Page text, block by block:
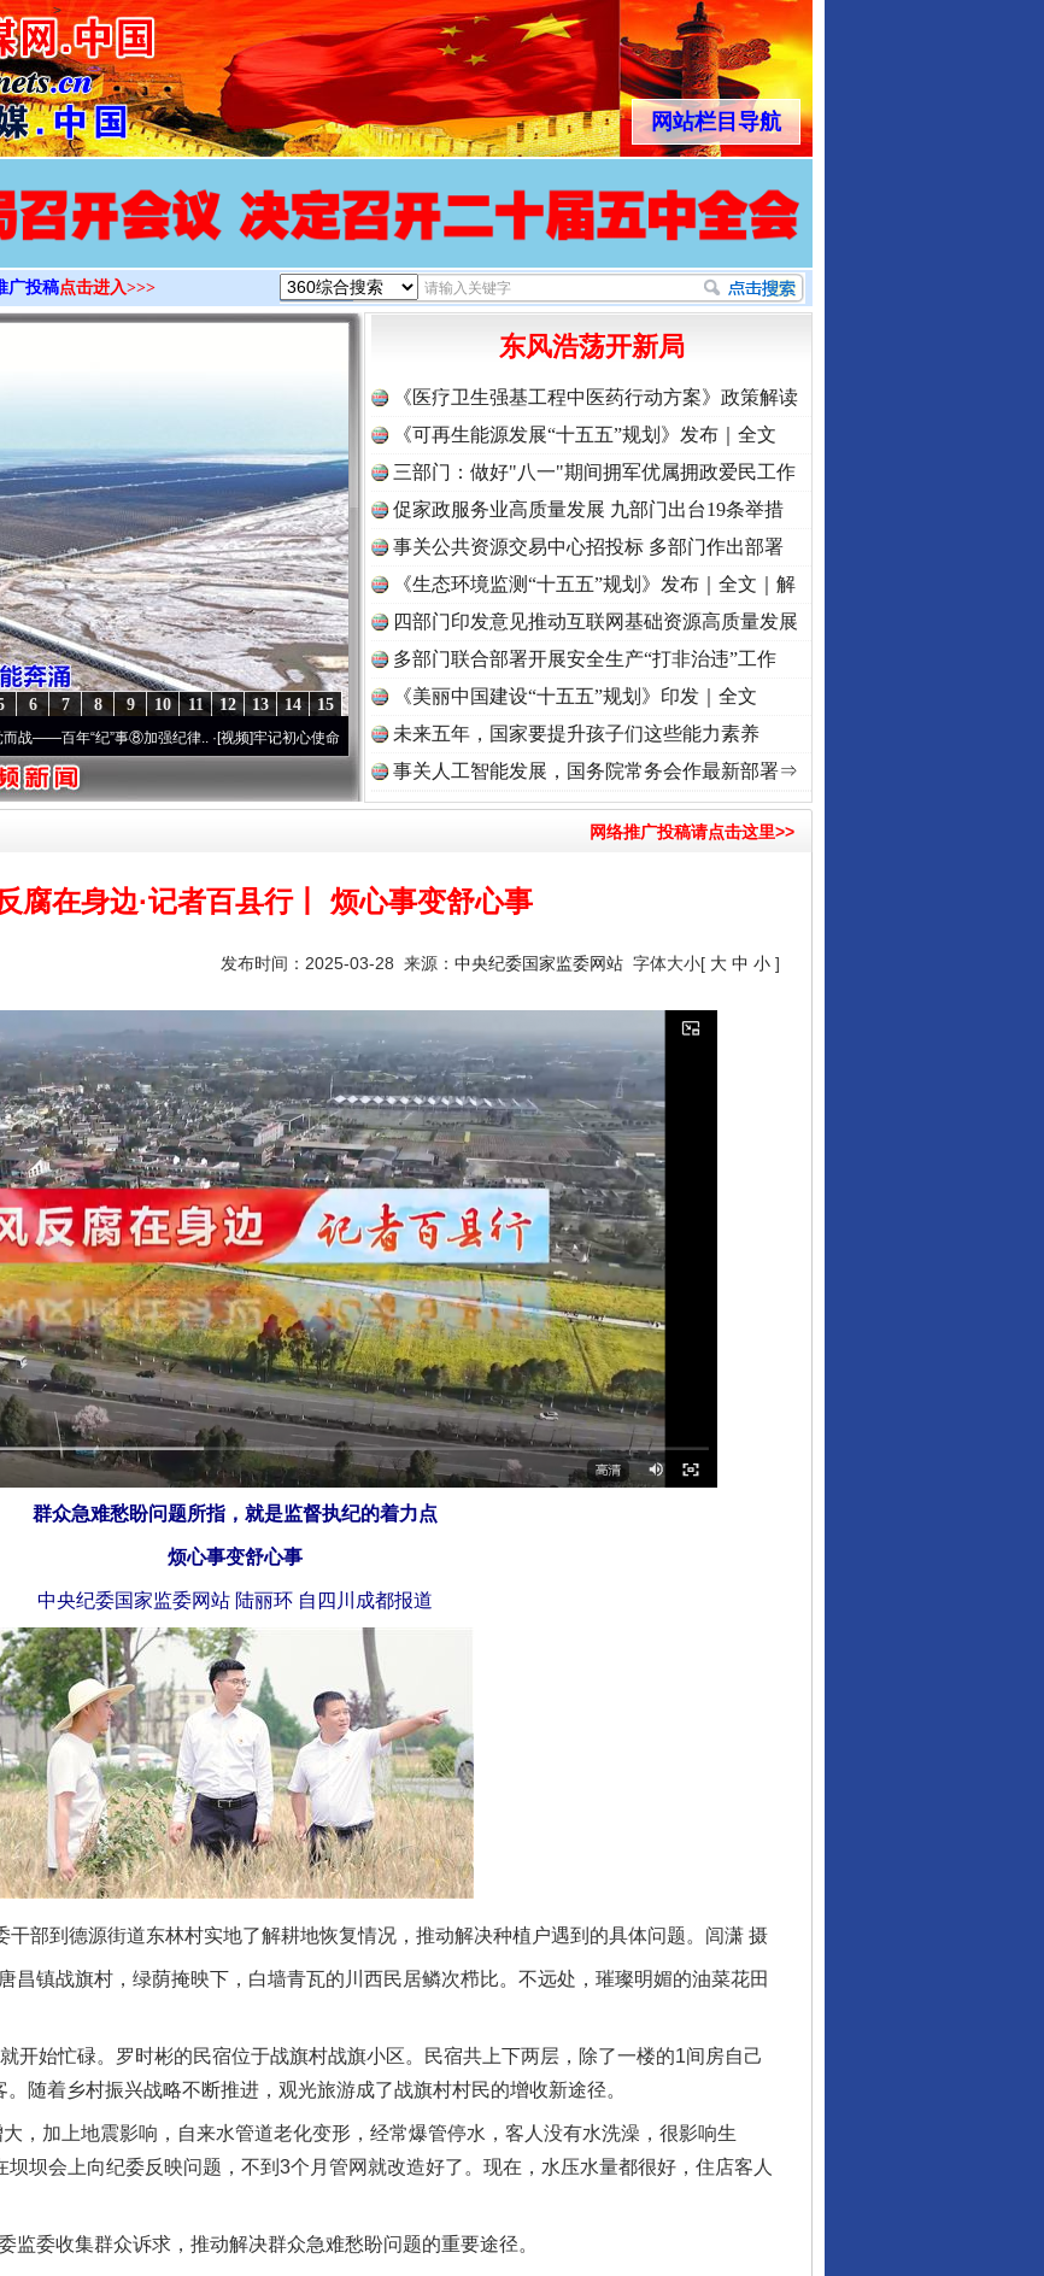
>
网站栏目导航
广投稿点击进入>>>
15
14
13
12
11
10
9
8
7
6
纪”事⑧加强纪律..·[视频]牢记初心使命 奋进复兴征程丨“转折之城”激荡..·[视频]牢记初心使命 奋进复兴征程丨红船起航处 潮起..
东风浩荡开新局
《医疗卫生强基工程中医药行动方案》政策解读
《可再生能源发展“十五五”规划》发布｜全文
三部门：做好"八一"期间拥军优属拥政爱民工作
促家政服务业高质量发展 九部门出台19条举措
事关公共资源交易中心招投标 多部门作出部署
《生态环境监测“十五五”规划》发布｜全文｜解
读
四部门印发意见推动互联网基础资源高质量发展
多部门联合部署开展安全生产“打非治违”工作
《美丽中国建设“十五五”规划》印发｜全文
未来五年，国家要提升孩子们这些能力素养
事关人工智能发展，国务院常务会作最新部署⇒
网络推广投稿请点击这里>>
腐在身边·记者百县行丨 烦心事变舒心事
发布时间：2025-03-28 来源： 中央纪委国家监委网站 字体大小[ 大 中 小 ]
群众急难愁盼问题所指，就是监督执纪的着力点
烦心事变舒心事
中央纪委国家监委网站 陆丽环 自四川成都报道
部到德源街道东林村实地了解耕地恢复情况，推动解决种植户遇到的具体问题。闾潇 摄
镇战旗村，绿荫掩映下，白墙青瓦的川西民居鳞次栉比。不远处，璀璨明媚的油菜花田
始忙碌。罗时彬的民宿位于战旗村战旗小区。民宿共上下两层，除了一楼的1间房自己
随着乡村振兴战略不断推进，观光旅游成了战旗村村民的增收新途径。
加上地震影响，自来水管道老化变形，经常爆管停水，客人没有水洗澡，很影响生
坝坝会上向纪委反映问题，不到3个月管网就改造好了。现在，水压水量都很好，住店客人
委收集群众诉求，推动解决群众急难愁盼问题的重要途径。